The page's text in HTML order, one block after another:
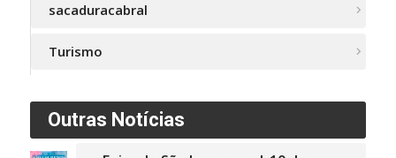
sacaduracabral
Turismo
Outras Notícias